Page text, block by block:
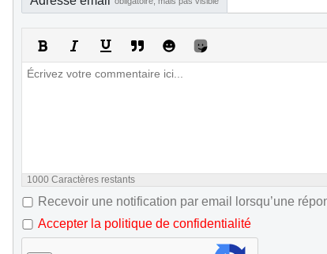
1000 Caractères restants
Recevoir une notification par email lorsqu’une
Accepter la politique de confidentialité